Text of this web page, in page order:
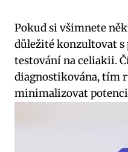
Pokud si všimnete
důležité konzultovat s
testování na celiakii.
diagnostikována, tím
minimalizovat